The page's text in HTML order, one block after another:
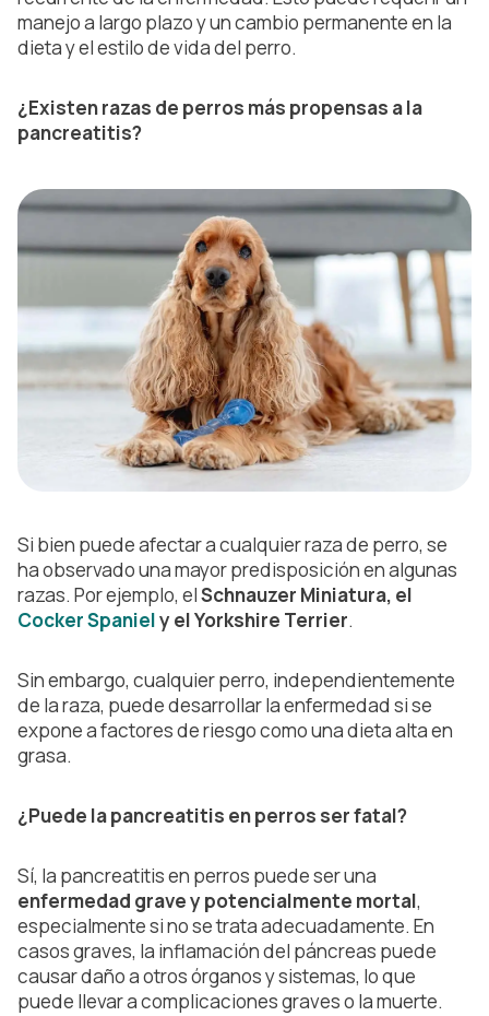
manejo a largo plazo y un cambio permanente en la
dieta y el estilo de vida del perro.
¿Existen razas de perros más propensas a la
pancreatitis?
Si bien puede afectar a cualquier raza de perro, se
ha observado una mayor predisposición en algunas
razas. Por ejemplo, elSchnauzer Miniatura, el
Cocker Spaniely el Yorkshire Terrier.
Sin embargo, cualquier perro, independientemente
de la raza, puede desarrollar la enfermedad si se
expone a factores de riesgo como una dieta alta en
grasa.
¿Puede la pancreatitis en perros ser fatal?
Sí, la pancreatitis en perros puede ser una
enfermedad grave y potencialmente mortal,
especialmente si no se trata adecuadamente. En
casos graves, la inflamación del páncreas puede
causar daño a otros órganos y sistemas, lo que
puede llevar a complicaciones graves o la muerte.